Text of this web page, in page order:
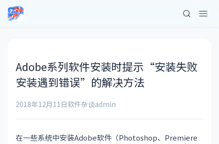
Adobe系列软件安装时提示“安装失败
安装遇到错误”的解决方法
2018年12月11日软件杂谈admin
在一些系统中安装Adobe软件（Photoshop、Premiere